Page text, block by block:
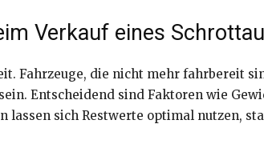
Verkauf eines
Fahrzeuge, die nicht mehr fahrbereit
Entscheidend sind Faktoren wie
sich Restwerte optimal nutzen,